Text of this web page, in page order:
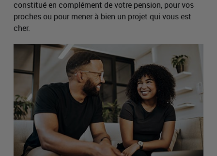
constitué en complément de votre pension, pour vos
proches ou pour mener à bien un projet qui vous est
cher.